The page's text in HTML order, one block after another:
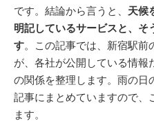
です。結論から言うと、 天候
明記しているサービスと、そ
す。この記事では、新宿駅前
が、各社が公開している情報
の関係を整理します。雨の日
記事にまとめていますので、
ます。